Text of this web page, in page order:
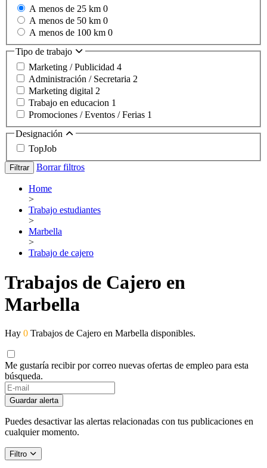
A menos de 25 km 0
A menos de 50 km 0
A menos de 100 km 0
Tipo de trabajo
Marketing / Publicidad 4
Administración / Secretaria 2
Marketing digital 2
Trabajo en educacion 1
Promociones / Eventos / Ferias 1
Designación
TopJob
Filtrar Borrar filtros
Home
>
Trabajo estudiantes
>
Marbella
>
Trabajo de cajero
Trabajos de Cajero en
Marbella
Hay 0 Trabajos de Cajero en Marbella disponibles.
Me gustaría recibir por correo nuevas ofertas de empleo para esta
búsqueda.
If
you
are
a
human,
ignore
this
field
Guardar alerta
Puedes desactivar las alertas relacionadas con tus publicaciones en
cualquier momento.
Filtro